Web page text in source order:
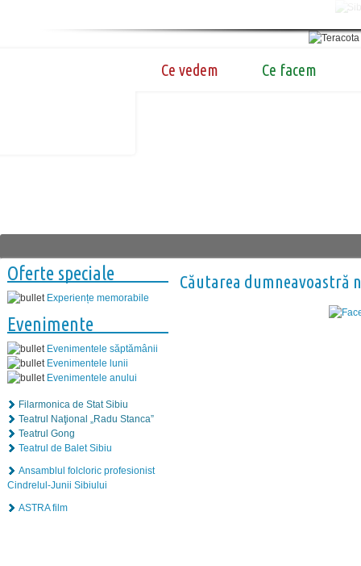
Ce vedem Ce facem
Oferte speciale
Experiențe memorabile
Evenimente
Evenimentele săptămânii
Evenimentele lunii
Evenimentele anului
Filarmonica de Stat Sibiu
Teatrul Naţional „Radu Stanca”
Teatrul Gong
Teatrul de Balet Sibiu
Ansamblul folcloric profesionist
Cindrelul-Junii Sibiului
ASTRA film
Căutarea dumneavoastră